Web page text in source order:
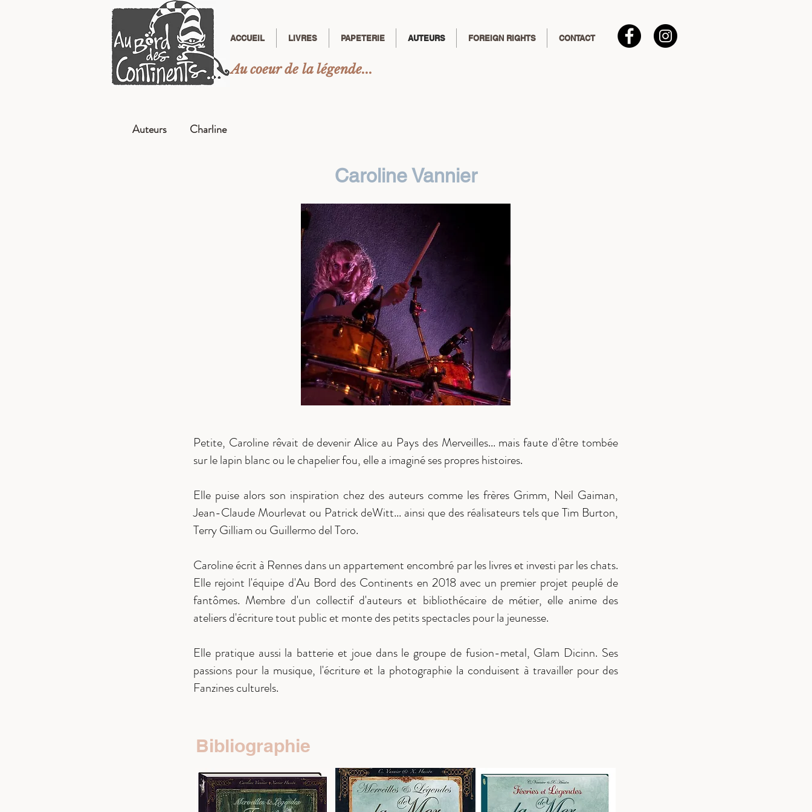
ACCUEIL LIVRES PAPETERIE AUTEURS FOREIGN RIGHTS CONTACT
Au coeur de la légende...
Auteurs Charline
Caroline Vannier
Petite, Caroline rêvait de devenir Alice au Pays des Merveilles... mais faute d'être tombée
sur le lapin blanc ou le chapelier fou, elle a imaginé ses propres histoires.
Elle puise alors son inspiration chez des auteurs comme les frères Grimm, Neil Gaiman,
Jean-Claude Mourlevat ou Patrick deWitt... ainsi que des réalisateurs tels que Tim Burton,
Terry Gilliam ou Guillermo del Toro.
Caroline écrit à Rennes dans un appartement encombré par les livres et investi par les chats.
Elle rejoint l'équipe d'Au Bord des Continents en 2018 avec un premier projet peuplé de
fantômes. Membre d'un collectif d'auteurs et bibliothécaire de métier, elle anime des
ateliers d'écriture tout public et monte des petits spectacles pour la jeunesse.
Elle pratique aussi la batterie et joue dans le groupe de fusion-metal, Glam Dicinn. Ses
passions pour la musique, l'écriture et la photographie la conduisent à travailler pour des
Fanzines culturels.
Bibliographie